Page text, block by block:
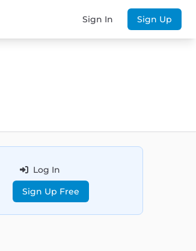
Sign In Sign Up
Log In
Sign Up Free